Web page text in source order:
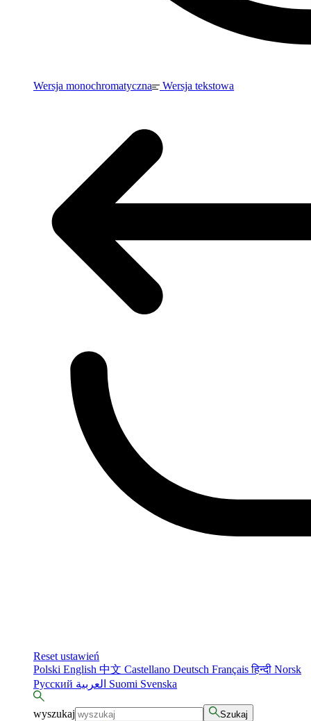
Wersja monochromatyczna Wersja tekstowa
Reset ustawień
Polski English 中文 Castellano Deutsch Françaisहिन्दी Norsk
Русский
Suomi Svenska
wyszukaj Szukaj